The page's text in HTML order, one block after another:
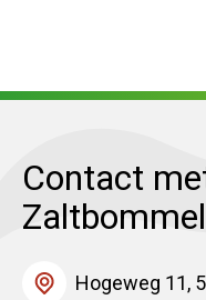
Contact
Zaltbommel
Hogeweg 11,